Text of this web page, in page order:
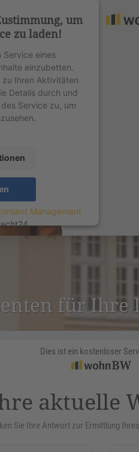
um
zu laden!
Service eines
einzubetten.
zu Ihren Aktivitäten
Details durch und
Service zu, um
Management
für
Dies ist ein kostenloser
aktuelle
Sie Ihre Antwort zur Ermittlung